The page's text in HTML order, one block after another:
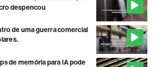
despencou
de uma guerra comercial
de memória para IA pode